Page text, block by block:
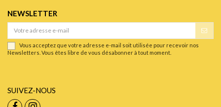
NEWSLETTER
Vous acceptez que votre adresse e-mail soit utilisée pour recevoir nos
Newsletters. Vous êtes libre de vous désabonner à tout moment.
SUIVEZ-NOUS